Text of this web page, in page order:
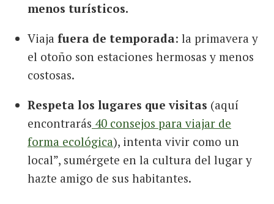
menos turísticos.
Viaja fuera de temporada: la primavera y
el otoño son estaciones hermosas y menos
costosas.
Respeta los lugares que visitas (aquí
encontrarás 40 consejos para viajar de
forma ecológica), intenta vivir como un
local”, sumérgete en la cultura del lugar y
hazte amigo de sus habitantes.